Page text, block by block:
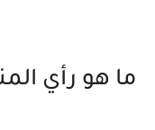
ما هو رأي